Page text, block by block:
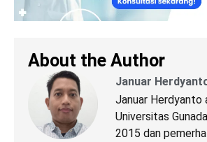
About the Author
Januar
Januar Herdyanto
Universitas
2015 dan